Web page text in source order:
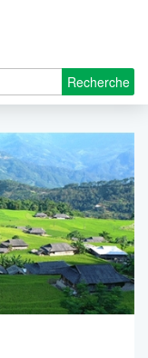
Recherche